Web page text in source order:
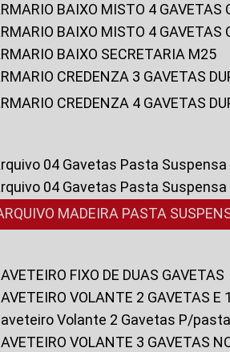
ARMARIO BAIXO MISTO 4
ARMARIO BAIXO MISTO 4
ARMARIO BAIXO SECRETARIA M25
ARMARIO CREDENZA 3 GAVETAS
ARMARIO CREDENZA 4 GAVETAS
Arquivo 04 Gavetas Pasta
Arquivo 04 Gavetas Pasta Suspensa
ARQUIVO MADEIRA PASTA
GAVETEIRO FIXO DE DUAS GAVETAS
GAVETEIRO VOLANTE 2 GAVETAS
Gaveteiro Volante 2 Gavetas P/
GAVETEIRO VOLANTE 3 GAVETAS